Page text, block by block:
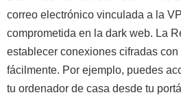
correo electrónico vinculada a la
comprometida en la dark web. La
establecer conexiones cifradas
fácilmente. Por ejemplo, puedes
tu ordenador de casa desde tu